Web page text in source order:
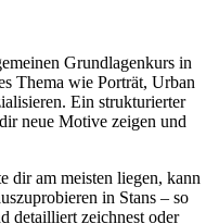
Grundlagenkurs in
Thema wie Porträt, Urban
Ein strukturierter
neue Motive zeigen und
dir am meisten liegen, kann
in Stans – so
detailliert zeichnest oder